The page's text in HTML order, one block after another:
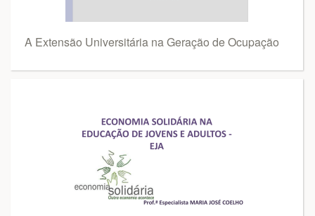
A Extensão Universitária na Geração de Ocupação